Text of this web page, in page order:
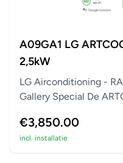
A09GA1 LG
2,5kW
LG Airconditioning -
Gallery Special De
€3,850.00
incl. installatie